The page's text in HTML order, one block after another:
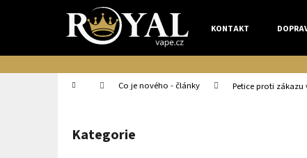
KONTAKT
Domů Co je nového - články Petice proti zákazu
Přeskočit
kategorie
Kategorie
í
k
Zpět
do
obchodu
Zpět
do
obchodu